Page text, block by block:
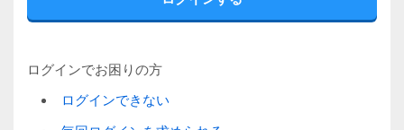
ログインでお困りの方
ログインできない